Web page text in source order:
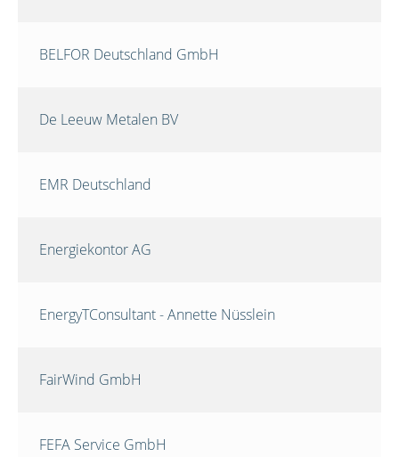
BELFOR Deutschland GmbH
De Leeuw Metalen BV
EMR Deutschland
Energiekontor AG
EnergyTConsultant - Annette Nüsslein
FairWind GmbH
FEFA Service GmbH